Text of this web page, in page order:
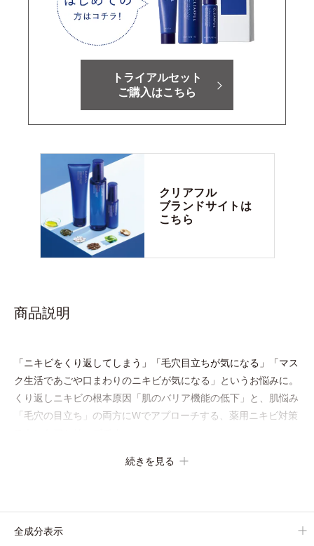
トライアルセット
ご購入はこちら
クリアフル
ブランドサイトは
こちら
商品説明
「ニキビをくり返してしまう」「毛穴目立ちが気になる」「マス
ク生活であごや口まわりのニキビが気になる」というお悩みに。
くり返しニキビの根本原因「肌のバリア機能の低下」と、肌悩み
「毛穴の目立ち」の両方にWでアプローチする、薬用ニキビ対策
おいを与え、バリア機能を維持。ニキビができにくい肌を目指し
ら成分を放出する特殊技術によって、高い浸透力(*2)と安定性を
続きを見る
全成分表示